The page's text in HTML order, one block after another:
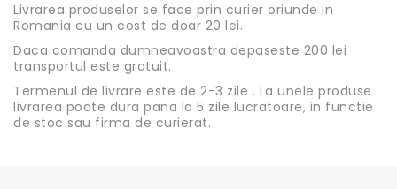
Livrarea produselor se face prin curier oriunde in
Romania cu un cost de doar 20 lei.
Daca comanda dumneavoastra depaseste 200 lei
transportul este gratuit.
Termenul de livrare este de 2-3 zile . La unele produse
livrarea poate dura pana la 5 zile lucratoare, in functie
de stoc sau firma de curierat.